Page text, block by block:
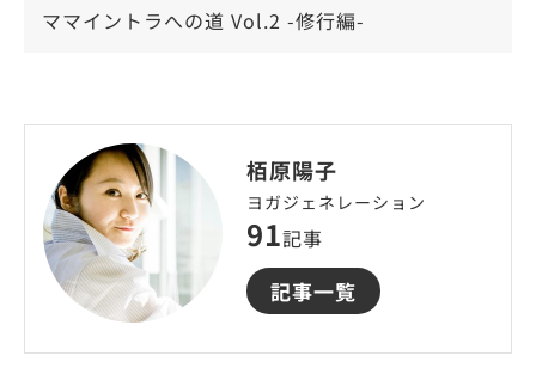
ママイントラへの道 Vol.2 -修行編-
栢原陽子
ヨガジェネレーション
91記事
記事一覧